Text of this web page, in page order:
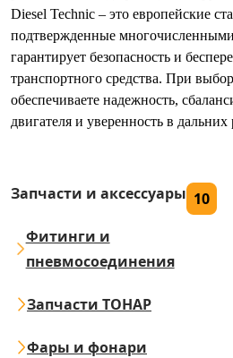
Diesel Technic – это европейские
подтвержденные
гарантирует безопасность и
транспортного средства. При
обеспечиваете надежность,
двигателя и уверенность в дальних
Запчасти и аксессуары 10
Фитинги и
пневмосоединения
Запчасти ТОНАР
Фары и фонари